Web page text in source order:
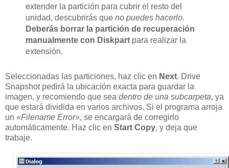
extender la partición para cubrir el resto del
unidad, descubrirás que no puedes hacerlo.
Deberás borrar la partición de recuperación
manualmente con Diskpartpara realizar la
extensión.
Seleccionadas las particiones, haz clic en Next. Drive
Snapshot pedirá la ubicación exacta para guardar la
imagen, y recomiendo que sea dentro de una subcarpeta, ya
que estará dividida en varios archivos. Si el programa arroja
un «Filename Error», se encargará de corregirlo
automáticamente. Haz clic en Start Copy, y deja que
trabaje.